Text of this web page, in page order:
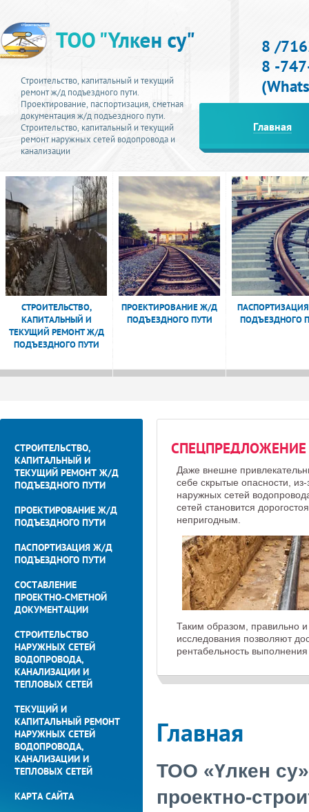
Строительство, капитальный и текущий
ремонт ж/д подъездного пути.
Проектирование, паспортизация, сметная
документация ж/д подъездного пути.
Строительство, капитальный и текущий
ремонтнаружных сетей водопровода и
канализации
8 /
8 -
Главная
СТРОИТЕЛЬСТВО,
КАПИТАЛЬНЫЙ И
ТЕКУЩИЙ РЕМОНТ Ж/Д
ПОДЪЕЗДНОГО ПУТИ
ПРОЕКТИРОВАНИЕ Ж/Д
ПОДЪЕЗДНОГО ПУТИ
ПОДЪЕЗДНОГО
СПЕЦПРЕДЛОЖЕНИЕ
Даже внешне
себе скрытые опасности, из-
наружных сетей
сетей становится
непригодным.
Таким образом, правильно
исследования позволяют
рентабельность
Главная
ТОО «Үлкен су»
проектно-
СТРОИТЕЛЬСТВО,
КАПИТАЛЬНЫЙ И
ТЕКУЩИЙ РЕМОНТ Ж/Д
ПОДЪЕЗДНОГО ПУТИ
ПРОЕКТИРОВАНИЕ Ж/Д
ПОДЪЕЗДНОГО ПУТИ
ПАСПОРТИЗАЦИЯ Ж/Д
ПОДЪЕЗДНОГО ПУТИ
СОСТАВЛЕНИЕ
ПРОЕКТНО-СМЕТНОЙ
ДОКУМЕНТАЦИИ
СТРОИТЕЛЬСТВО
НАРУЖНЫХ СЕТЕЙ
ВОДОПРОВОДА,
КАНАЛИЗАЦИИ И
ТЕПЛОВЫХ СЕТЕЙ
ТЕКУЩИЙ И
КАПИТАЛЬНЫЙ РЕМОНТ
НАРУЖНЫХ СЕТЕЙ
ВОДОПРОВОДА,
КАНАЛИЗАЦИИ И
ТЕПЛОВЫХ СЕТЕЙ
КАРТА САЙТА